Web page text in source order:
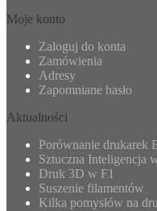
Moje konto
Zaloguj do konta
Zamówienia
Adresy
Zapomniane hasło
Aktualności
Porównanie drukarek
Sztuczna Inteligencja
Druk 3D w F1
Suszenie filamentów
Kilka pomysłów na